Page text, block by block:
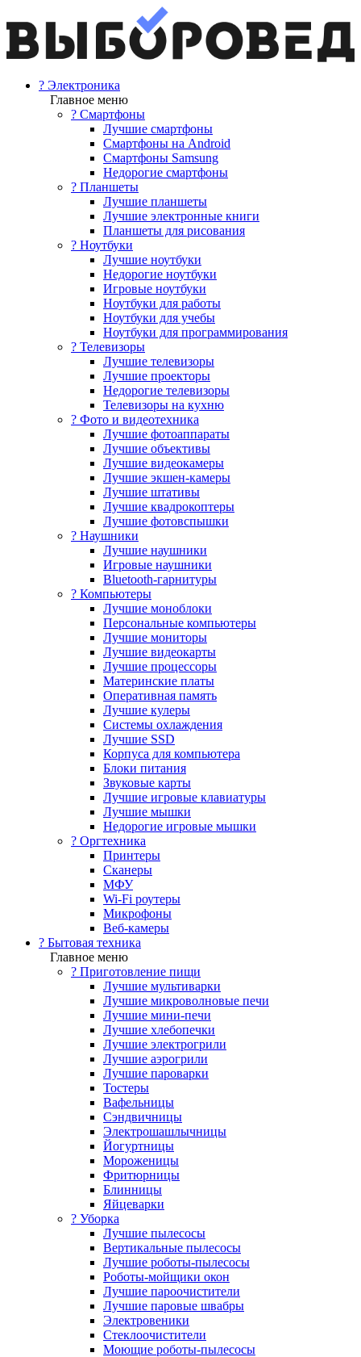
? Электроника
Главное меню
? Смартфоны
Лучшие смартфоны
Смартфоны на Android
Смартфоны Samsung
Недорогие смартфоны
? Планшеты
Лучшие планшеты
Лучшие электронные книги
Планшеты для рисования
? Ноутбуки
Лучшие ноутбуки
Недорогие ноутбуки
Игровые ноутбуки
Ноутбуки для работы
Ноутбуки для учебы
Ноутбуки для программирования
? Телевизоры
Лучшие телевизоры
Лучшие проекторы
Недорогие телевизоры
Телевизоры на кухню
? Фото и видеотехника
Лучшие фотоаппараты
Лучшие объективы
Лучшие видеокамеры
Лучшие экшен-камеры
Лучшие штативы
Лучшие квадрокоптеры
Лучшие фотовспышки
? Наушники
Лучшие наушники
Игровые наушники
Bluetooth-гарнитуры
?️ Компьютеры
Лучшие моноблоки
Персональные компьютеры
Лучшие мониторы
Лучшие видеокарты
Лучшие процессоры
Материнские платы
Оперативная память
Лучшие кулеры
Системы охлаждения
Лучшие SSD
Корпуса для компьютера
Блоки питания
Звуковые карты
Лучшие игровые клавиатуры
Лучшие мышки
Недорогие игровые мышки
?️ Оргтехника
Принтеры
Сканеры
МФУ
Wi-Fi роутеры
Микрофоны
Веб-камеры
? Бытовая техника
Главное меню
? Приготовление пищи
Лучшие мультиварки
Лучшие микроволновые печи
Лучшие мини-печи
Лучшие хлебопечки
Лучшие электрогрили
Лучшие аэрогрили
Лучшие пароварки
Тостеры
Вафельницы
Сэндвичницы
Электрошашлычницы
Йогуртницы
Мороженицы
Фритюрницы
Блинницы
Яйцеварки
? Уборка
Лучшие пылесосы
Вертикальные пылесосы
Лучшие роботы-пылесосы
Роботы-мойщики окон
Лучшие пароочистители
Лучшие паровые швабры
Электровеники
Стеклоочистители
Моющие роботы-пылесосы